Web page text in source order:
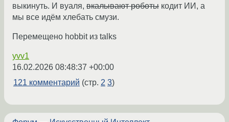
выкинуть. И вуаля, вкалывают роботы кодит ИИ, а
мы все идём хлебать смузи.
Перемещено hobbit из talks
yvv1
16.02.2026 08:48:37 +00:00
121 комментарий (стр. 2 3)